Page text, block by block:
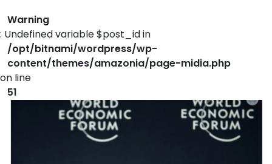
Warning
: Undefined variable $post_id in
/opt/bitnami/wordpress/wp-
content/themes/amazonia/page-midia.php
on line
51